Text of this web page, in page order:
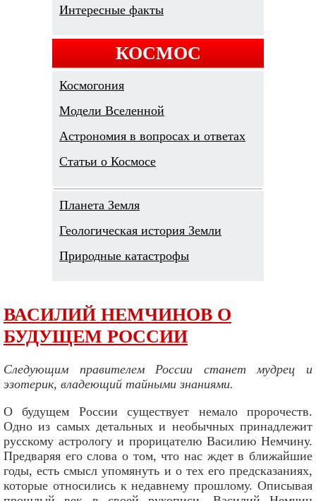
Интересные факты
КОСМОС
Космогония
Модели Вселенной
Астрономия в вопросах и ответах
Cтатьи о Космосе
Планета Земля
Геологическая история Земли
Природные катастрофы
ВАСИЛИЙ НЕМЧИНОВ О
БУДУЩЕМ РОССИИ
Следующим правителем России станет мудрец и
эзотерик, владеющий тайными знаниями.
О будущем России существует немало пророчеств.
Одно из самых детальных и необычных принадлежит
русскому астрологу и прорицателю Василию Немчину.
Предваряя его слова о том, что нас ждет в ближайшие
годы, есть смысл упомянуть и о тех его предсказаниях,
которые относились к недавнему прошлому. Описывая